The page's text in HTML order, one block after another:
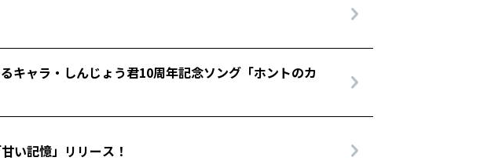
キャラ・しんじょう君10周年記念ソング「ホントのカ
い記憶」リリース！